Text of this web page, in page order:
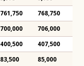
761,750 768,750
700,000 706,000
400,500 407,500
83,500 85,000